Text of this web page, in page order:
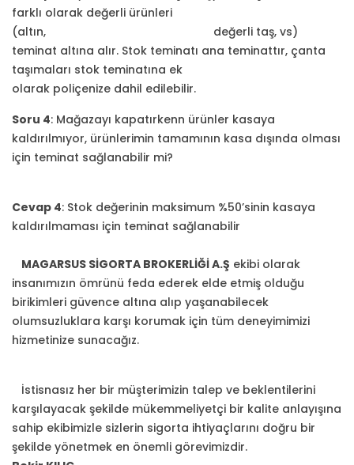
farklı olarak değerli ürünleri
(altın, değerli taş, vs)
teminat altına alır. Stok teminatı ana teminattır, çanta
taşımaları stok teminatına ek
olarak poliçenize dahil edilebilir.
Soru 4: Mağazayı kapatırkenn ürünler kasaya
kaldırılmıyor, ürünlerimin tamamının kasa dışında olması
için teminat sağlanabilir mi?
Cevap 4: Stok değerinin maksimum %50’sinin kasaya
kaldırılmaması için teminat sağlanabilir
MAGARSUS SİGORTA BROKERLİĞİ A.Ş ekibi olarak
insanımızın ömrünü feda ederek elde etmiş olduğu
birikimleri güvence altına alıp yaşanabilecek
olumsuzluklara karşı korumak için tüm deneyimimizi
hizmetinize sunacağız.
İstisnasız her bir müşterimizin talep ve beklentilerini
karşılayacak şekilde mükemmeliyetçi bir kalite anlayışına
sahip ekibimizle sizlerin sigorta ihtiyaçlarını doğru bir
şekilde yönetmek en önemli görevimizdir.